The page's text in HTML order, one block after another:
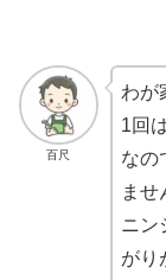
百尺
わが
1回
なの
ませ
ニン
がり